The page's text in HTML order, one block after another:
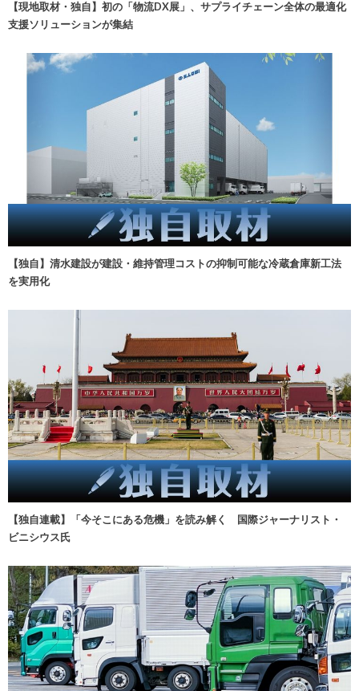
【現地取材・独自】初の「物流DX展」、サプライチェーン全体の最適化
支援ソリューションが集結
【独自】清水建設が建設・維持管理コストの抑制可能な冷蔵倉庫新工法
を実用化
【独自連載】「今そこにある危機」を読み解く 国際ジャーナリスト・
ビニシウス氏